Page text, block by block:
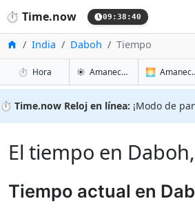
⏱️ Time.now 09:38:41
InicioIndia Daboh Tiempo
⏱️ Horaen Daboh
☀️ Amanecer y atardecer en
🌅
⏱️ Time.now Reloj en línea: ¡Modo de
El tiempo en
Tiempo actual en